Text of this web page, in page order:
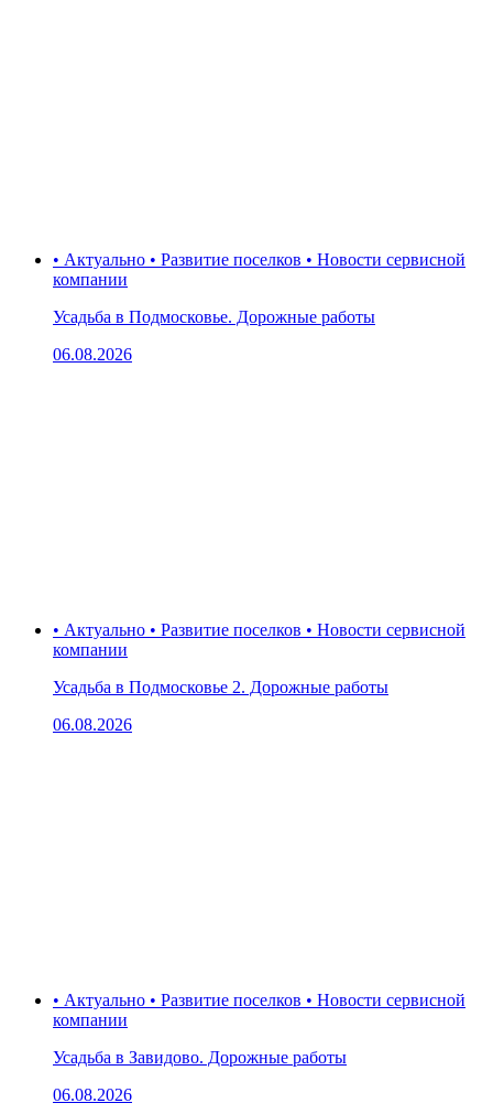
• Актуально • Развитие поселков • Новости сервисной
компании
Усадьба в Подмосковье. Дорожные работы
06.08.2026
• Актуально • Развитие поселков • Новости сервисной
компании
Усадьба в Подмосковье 2. Дорожные работы
06.08.2026
• Актуально • Развитие поселков • Новости сервисной
компании
Усадьба в Завидово. Дорожные работы
06.08.2026